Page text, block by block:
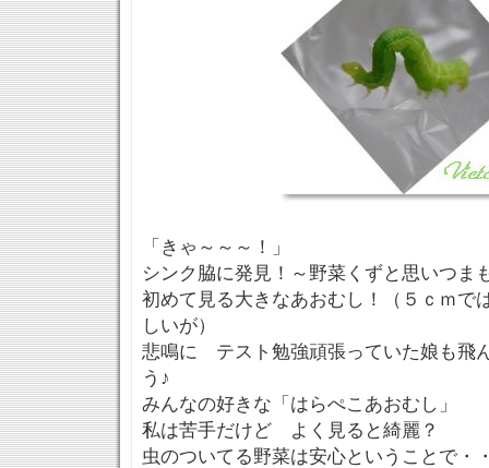
「きゃ～～～！」
シンク脇に発見！～野菜くずと思いつま
初めて見る大きなあおむし！（５ｃｍで
しいが）
悲鳴に テスト勉強頑張っていた娘も飛
う♪
みんなの好きな「はらぺこあおむし」
私は苦手だけど よく見ると綺麗？
虫のついてる野菜は安心ということで・